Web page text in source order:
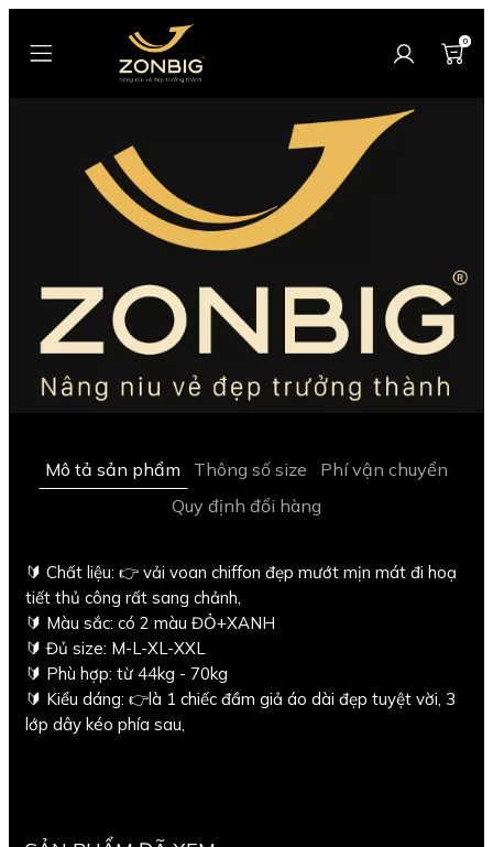
0
Mô tả sản phẩm Thông số size
Phí vận chuyển
Quy định đổi hàng
🔰 Chất liệu: 👉 vải voan chiffon đẹp mướt mịn mát đi hoạ
tiết thủ công rất sang chảnh,
🔰 Màu sắc: có 2 màu ĐỎ+XANH
🔰 Đủ size: M-L-XL-XXL
🔰 Phù hợp: từ 44kg - 70kg
🔰 Kiểu dáng: 👉là 1 chiếc đầm giả áo dài đẹp tuyệt vời, 3
lớp dây kéo phía sau,